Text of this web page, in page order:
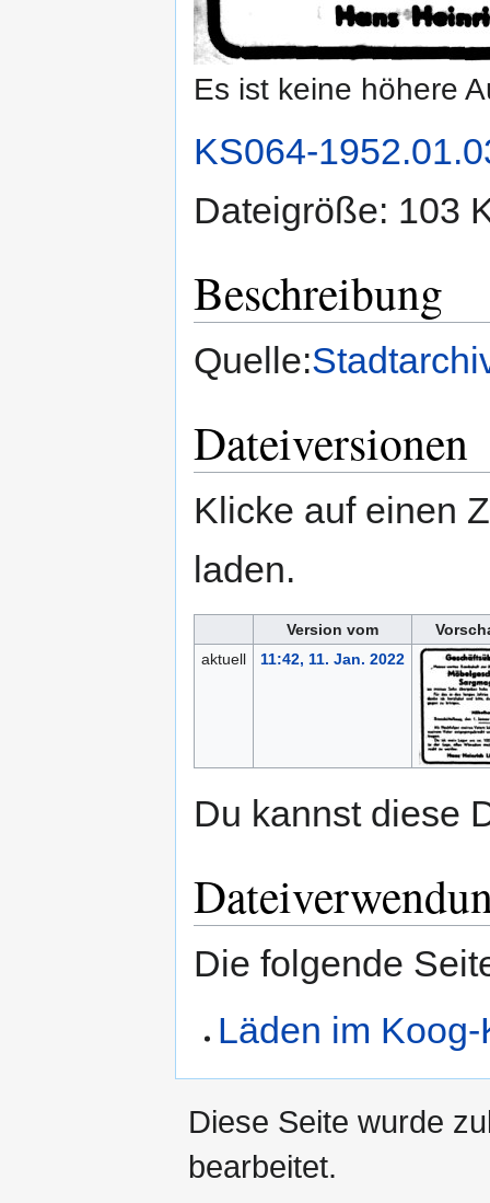
Es ist keine höhere
KS064-
Dateigröße: 103
Beschreibung
Quelle:
Dateiversionen
Klicke auf einen
laden.
Version vom
aktuell
11:42, 11. Jan. 2022
Du kannst diese
Die folgende
Läden im
Diese Seite wurde
bearbeitet.